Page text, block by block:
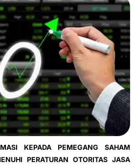
KEPADA PEMEGANG SAHAM
PERATURAN OTORITAS JASA